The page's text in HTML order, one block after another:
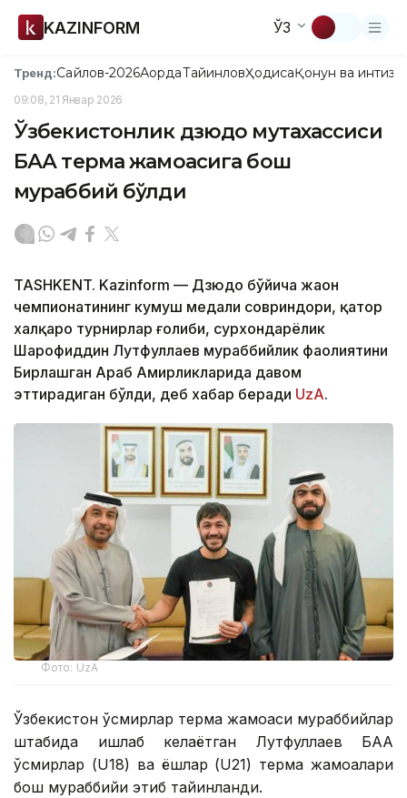
KAZINFORM ЎЗ
Тренд:Сайлов-2026АқордаТайинловҲодисаҚонун ва
09:08, 21 Январ 2026
Ўзбекистонлик дзюдо мутахассиси
БАА терма жамоасига бош
мураббий бўлди
TASHKENT. Kazinform — Дзюдо бўйича жаҳон
чемпионатининг кумуш медали совриндори, қатор
халқаро турнирлар ғолиби, сурхондарёлик
Шарофиддин Лутфуллаев мураббийлик фаолиятини
Бирлашган Араб Амирликларида давом
эттирадиган бўлди, деб хабар беради UzA.
Фото: UzA
Ўзбекистон ўсмирлар терма жамоаси мураббийлар
штабида ишлаб келаётган Лутфуллаев БАА
ўсмирлар (U18) ва ёшлар (U21) терма жамоалари
бош мураббийи этиб тайинланди.